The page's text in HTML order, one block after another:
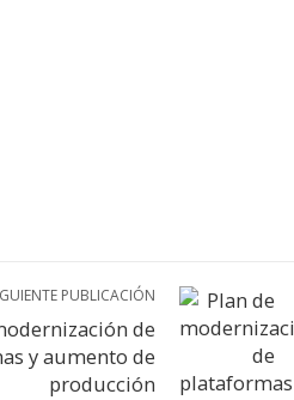
PUBLICACIÓN
de
y aumento de
producción